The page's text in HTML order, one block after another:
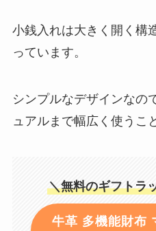
小銭入れは大きく開く構
っています。
シンプルなデザインなの
ュアルまで幅広く使うこ
＼無料のギフトラ
牛革 多機能財布